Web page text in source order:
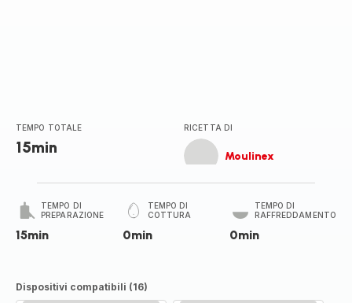
TEMPO TOTALE
15min
RICETTA DI
Moulinex
TEMPO DI
PREPARAZIONE
15min
TEMPO DI
COTTURA
0min
TEMPO DI
RAFFREDDAMENTO
0min
Dispositivi compatibili (16)